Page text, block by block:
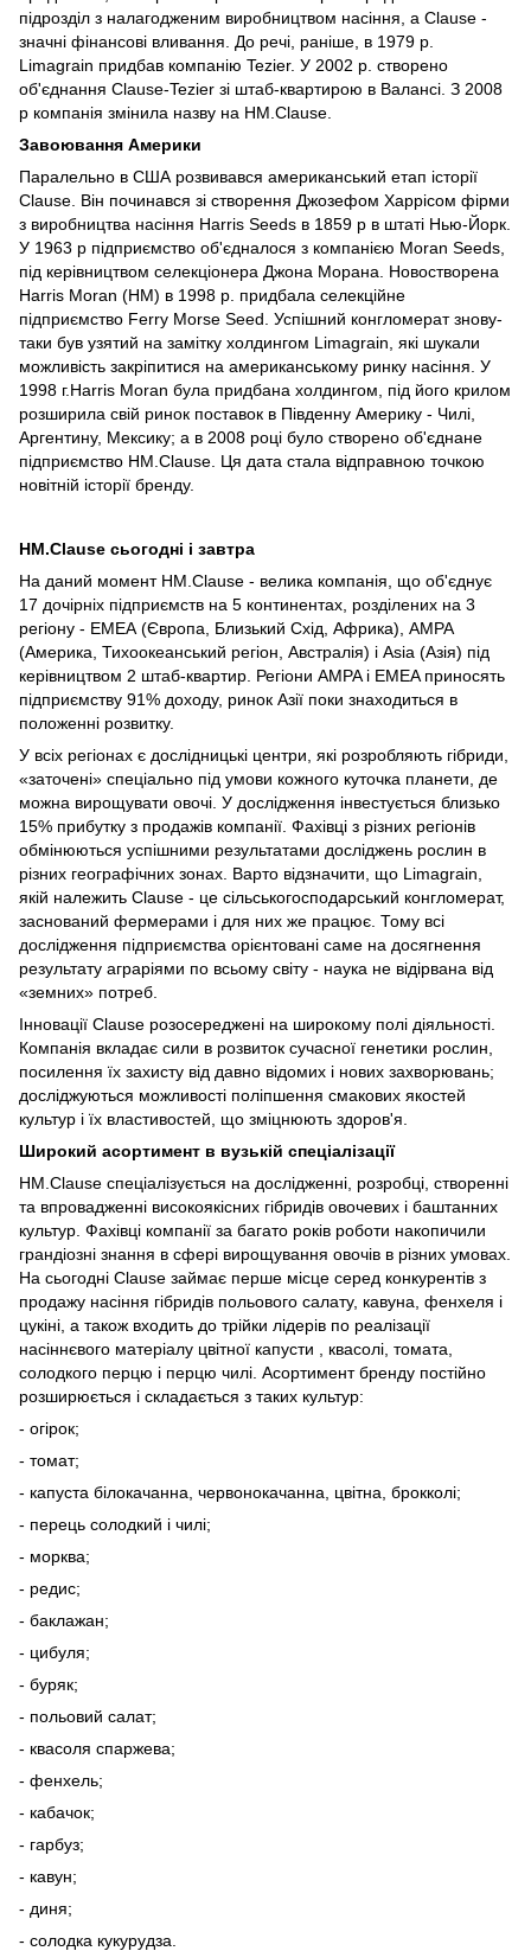
підрозділ з налагодженим виробництвом насіння, а Clause -
значні фінансові вливання. До речі, раніше, в 1979 р.
Limagrain придбав компанію Tezier. У 2002 р. створено
об'єднання Clause-Tezier зі штаб-квартирою в Валансі. З 2008
р компанія змінила назву на HM.Clause.
Завоювання Америки
Паралельно в США розвивався американський етап історії
Clause. Він починався зі створення Джозефом Харрісом фірми
з виробництва насіння Harris Seeds в 1859 р в штаті Нью-Йорк.
У 1963 р підприємство об'єдналося з компанією Moran Seeds,
під керівництвом селекціонера Джона Морана. Новостворена
Harris Moran (HM) в 1998 р. придбала селекційне
підприємство Ferry Morse Seed. Успішний конгломерат знову-
таки був узятий на замітку холдингом Limagrain, які шукали
можливість закріпитися на американському ринку насіння. У
1998 г.Harris Moran була придбана холдингом, під його крилом
розширила свій ринок поставок в Південну Америку - Чилі,
Аргентину, Мексику; а в 2008 році було створено об'єднане
підприємство HM.Clause. Ця дата стала відправною точкою
новітній історії бренду.
HM.Clause сьогодні і завтра
На даний момент HM.Clause - велика компанія, що об'єднує
17 дочірніх підприємств на 5 континентах, розділених на 3
регіону - ЕМЕА (Європа, Близький Схід, Африка), АМРА
(Америка, Тихоокеанський регіон, Австралія) і Аsia (Азія) під
керівництвом 2 штаб-квартир. Регіони AMPA і EMEA приносять
підприємству 91% доходу, ринок Азії поки знаходиться в
положенні розвитку.
У всіх регіонах є дослідницькі центри, які розробляють гібриди,
«заточені» спеціально під умови кожного куточка планети, де
можна вирощувати овочі. У дослідження інвестується близько
15% прибутку з продажів компанії. Фахівці з різних регіонів
обмінюються успішними результатами досліджень рослин в
різних географічних зонах. Варто відзначити, що Limagrain,
якій належить Clause - це сільськогосподарський конгломерат,
заснований фермерами і для них же працює. Тому всі
дослідження підприємства орієнтовані саме на досягнення
результату аграріями по всьому світу - наука не відірвана від
«земних» потреб.
Інновації Clause розосереджені на широкому полі діяльності.
Компанія вкладає сили в розвиток сучасної генетики рослин,
посилення їх захисту від давно відомих і нових захворювань;
досліджуються можливості поліпшення смакових якостей
культур і їх властивостей, що зміцнюють здоров'я.
Широкий асортимент в вузькій спеціалізації
HM.Clause спеціалізується на дослідженні, розробці, створенні
та впровадженні високоякісних гібридів овочевих і баштанних
культур. Фахівці компанії за багато років роботи накопичили
грандіозні знання в сфері вирощування овочів в різних умовах.
На сьогодні Clause займає перше місце серед конкурентів з
продажу насіння гібридів польового салату, кавуна, фенхеля і
цукіні, а також входить до трійки лідерів по реалізації
насіннєвого матеріалу цвітної капусти , квасолі, томата,
солодкого перцю і перцю чилі. Асортимент бренду постійно
розширюється і складається з таких культур:
- огірок;
- томат;
- капуста білокачанна, червонокачанна, цвітна, брокколі;
- перець солодкий і чилі;
- морква;
- редис;
- баклажан;
- цибуля;
- буряк;
- польовий салат;
- квасоля спаржева;
- фенхель;
- кабачок;
- гарбуз;
- кавун;
- диня;
- солодка кукурудза.